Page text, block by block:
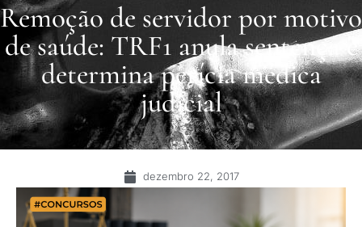
Remoção de servidor por motivo
de saúde: TRF1 anula sentença e
determina perícia médica
judicial
dezembro 22, 2017